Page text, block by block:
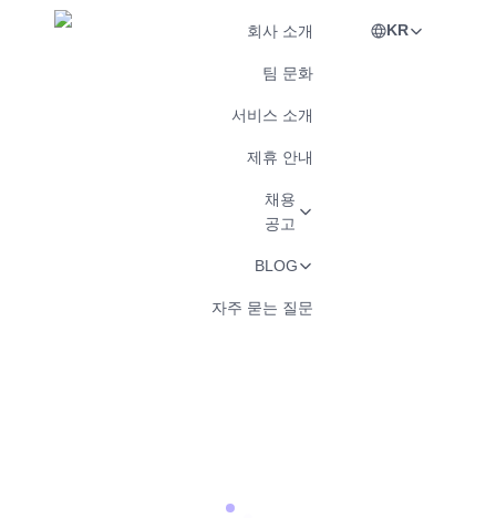
회사 소개
팀 문화
서비스 소개
제휴 안내
채용
공고
BLOG
자주 묻는 질문
KR